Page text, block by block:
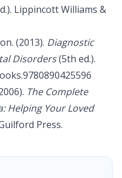
Lippincott Williams &
(2013). Diagnostic
Disorders(5th ed.).
The Complete
Helping Your Loved
Press.